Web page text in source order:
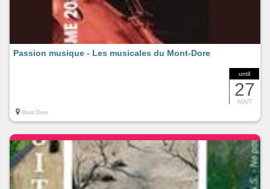
until
27
AOUT
Passion musique - Les musicales du Mont-Dore
Mont-Dore